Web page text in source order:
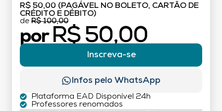
R$ 50,00 (PAGÁVEL NO BOLETO, CARTÃO DE
CRÉDITO E DÉBITO)
de R$ 100,00
por R$ 50,00
Inscreva-se
Infos pelo WhatsApp
Plataforma EAD Disponível 24h
Professores renomados